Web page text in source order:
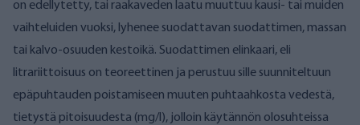
on edellytetty, tai raakaveden laatu muuttuu kausi- tai muiden
vaihteluiden vuoksi, lyhenee suodattavan suodattimen, massan
tai kalvo-osuuden kestoikä. Suodattimen elinkaari, eli
litrariittoisuus on teoreettinen ja perustuu sille suunniteltuun
epäpuhtauden poistamiseen muuten puhtaahkosta vedestä,
tietystä pitoisuudesta (mg/l), jolloin käytännön olosuhteissa